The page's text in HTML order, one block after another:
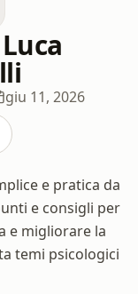
giu 11, 2026
e pratica da
e consigli per
e migliorare la
temi psicologici